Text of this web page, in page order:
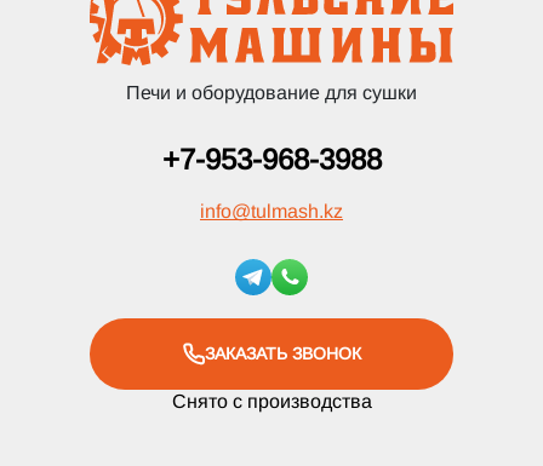
Печи и оборудование для сушки
+7-953-968-3988
info@tulmash.kz
ЗАКАЗАТЬ ЗВОНОК
Снято с производства